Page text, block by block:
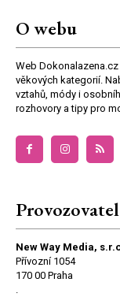
O webu
Web
věkových kategorií.
vztahů, módy i
rozhovory a tipy pro
Provozovatel
New Way Media,
Přívozní 1054
170 00 Praha
.